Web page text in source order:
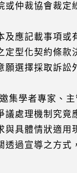
或仲裁協會裁
及應記載事項
定型化契約條
願選擇採取訴
集學者專家、
議處理機制究
與具體情狀適
透過宣導之方